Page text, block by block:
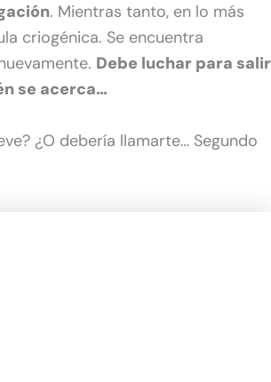
. Mientras tanto, en lo más
criogénica. Se encuentra
Debe luchar para salir
se acerca…
¿O debería llamarte… Segundo